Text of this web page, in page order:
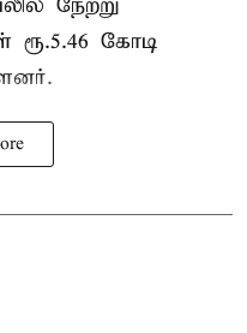
ரூ.5.46 கோடி